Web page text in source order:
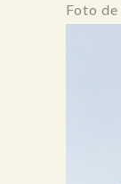
Foto de